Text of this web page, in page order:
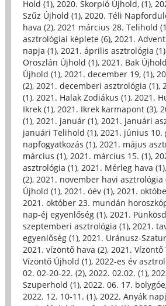
Hold (1), 2020. Skorpió Újhold, (1),
Szűz Újhold (1), 2020. Téli
hava (2), 2021 március 28. Telihold
asztrológiai képlete (6), 2021.
napja (1), 2021. április asztrológia (1)
Oroszlán Újhold (1), 2021. Bak
Újhold (1), 2021. december 19, (1),
(2), 2021. decemberi asztrológia (1),
(1), 2021. Halak Zodiákus (1), 2021.
Ikrek (1), 2021. Ikrek karmapont (3),
(1), 2021. január (1), 2021. januári
januári Telihold (1), 2021. június 10.
napfogyatkozás (1), 2021. május
március (1), 2021. március 15. (1),
asztrológia (1), 2021. Mérleg hava (1),
(2), 2021. november havi asztrológia
Újhold (1), 2021. óév (1), 2021.
2021. október 23. mundán
nap-éj egyenlőség (1), 2021.
szeptemberi asztrológia (1), 2021.
egyenlőség (1), 2021. Uránusz-
2021. vízöntő hava (2), 2021.
Vízöntő Újhold (1), 2022-es év
02. 02-20-22. (2), 2022. 02.02. (1),
Szuperhold (1), 2022. 06. 17.
2022. 12. 10-11. (1), 2022. Anyák